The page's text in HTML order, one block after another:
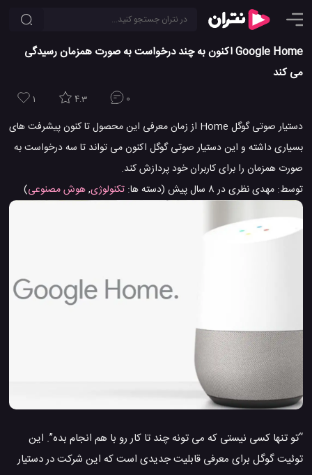
Google Home اکنون به چند درخواست به صورت همزمان رسیدگی
می کند
1 4.3 0
دستیار صوتی گوگل Home از زمان معرفی این محصول تا کنون پیشرفت های
بسیاری داشته و این دستیار صوتی گوگل اکنون می تواند تا سه درخواست به
صورت همزمان را برای کاربران خود پردازش کند.
توسط: مهدی نظریدر8 سال پیش (دسته ها: تکنولوژی,هوش مصنوعی)
“تو تنها کسی نیستی که می تونه چند تا کار رو با هم انجام بده”. این
توئیت گوگل برای معرفی قابلیت جدیدی است که این شرکت در دستیار